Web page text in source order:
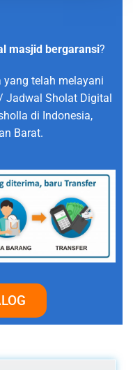
masjid bergaransi?
yang telah melayani
Jadwal Sholat Digital
di Indonesia,
Barat.